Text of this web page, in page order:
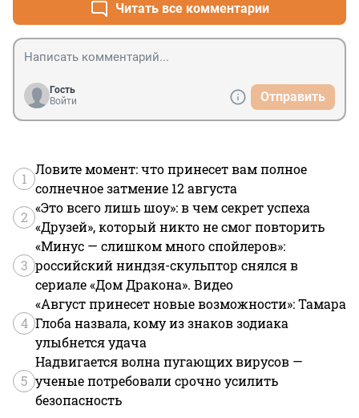
Читать все комментарии
Гость
Войти
Отправить
1
Ловите момент: что принесет вам полное
солнечное затмение 12 августа
2
«Это всего лишь шоу»: в чем секрет успеха
«Друзей», который никто не смог повторить
3
«Минус — слишком много спойлеров»:
российский ниндзя-скульптор снялся в
сериале «Дом Дракона». Видео
4
«Август принесет новые возможности»: Тамара
Глоба назвала, кому из знаков зодиака
улыбнется удача
5
Надвигается волна пугающих вирусов —
ученые потребовали срочно усилить
безопасность